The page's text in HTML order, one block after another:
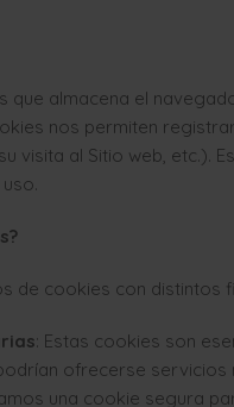
que almacena el
nos permiten
visita al Sitio web, etc.).
de cookies con distintos
: Estas cookies son
ofrecerse
una cookie segura